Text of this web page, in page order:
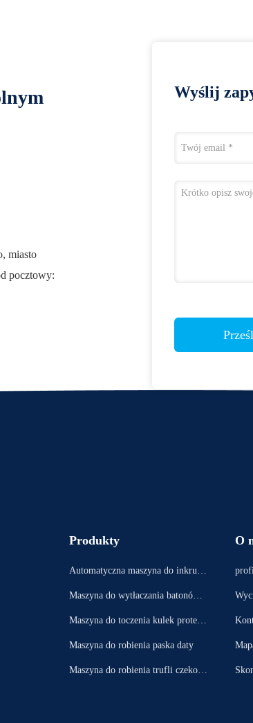
miasto
pocztowy:
Wyślij
Produkty
Automatyczna maszyna do inkrust
Maszyna do wytłaczania batonów b
Maszyna do toczenia kulek protein
Maszyna do robienia paska daty
Maszyna do robienia trufli czekola
O